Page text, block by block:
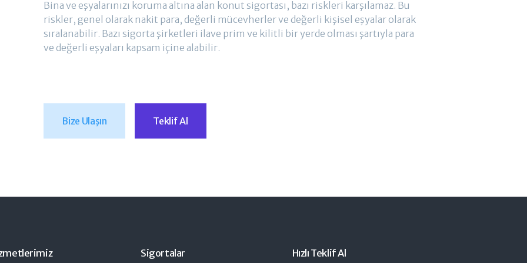
Bina ve eşyalarınızı koruma altına alan konut sigortası, bazı riskleri karşılamaz. Bu
riskler, genel olarak nakit para, değerli mücevherler ve değerli kişisel eşyalar olarak
sıralanabilir. Bazı sigorta şirketleri ilave prim ve kilitli bir yerde olması şartıyla para
ve değerli eşyaları kapsam içine alabilir.
Bize Ulaşın Teklif Al
Sigortalar Hızlı Teklif Al